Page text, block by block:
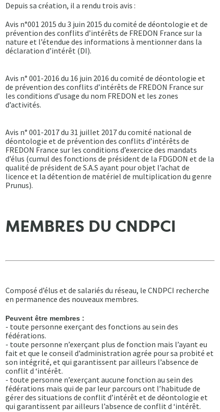
Depuis sa création, il a rendu trois avis :
Avis n°001 2015 du 3 juin 2015 du comité de déontologie et de
prévention des conflits d’intérêts de FREDON France sur la
nature et l’étendue des informations à mentionner dans la
déclaration d’intérêt (DI).
Avis n° 001-2016 du 16 juin 2016 du comité de déontologie et
de prévention des conflits d’intérêts de FREDON France sur
les conditions d’usage du nom FREDON et les zones
d’activités.
Avis n° 001-2017 du 31 juillet 2017 du comité national de
déontologie et de prévention des conflits d’intérêts de
FREDON France sur les conditions d’exercice des mandats
d’élus (cumul des fonctions de président de la FDGDON et de la
qualité de président de S.A.S ayant pour objet l’achat de
licence et la détention de matériel de multiplication du genre
Prunus).
MEMBRES DU CNDPCI
Composé d’élus et de salariés du réseau, le CNDPCI recherche
en permanence des nouveaux membres.
Peuvent être membres :
- toute personne exerçant des fonctions au sein des
fédérations.
- toute personne n’exerçant plus de fonction mais l’ayant eu
fait et que le conseil d’administration agrée pour sa probité et
son intégrité, et qui garantissent par ailleurs l’absence de
conflit d ‘intérêt.
- toute personne n’exerçant aucune fonction au sein des
fédérations mais qui de par leur parcours ont l’habitude de
gérer des situations de conflit d’intérêt et de déontologie et
qui garantissent par ailleurs l’absence de conflit d ‘intérêt.